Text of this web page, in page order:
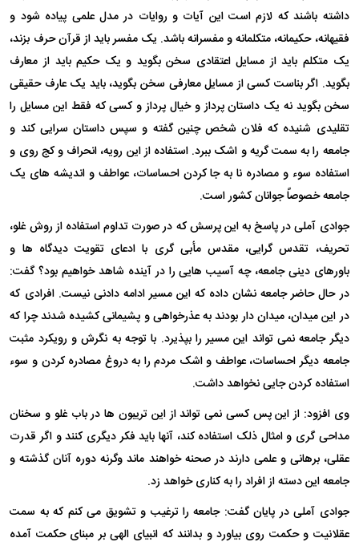
داشته باشند که لازم است این آیات و روایات در مدل علمی پیاده شود و
فقیهانه، حکیمانه، متکلمانه و مفسرانه باشد. یک مفسر باید از قرآن حرف بزند،
یک متکلم باید از مسایل اعتقادی سخن بگوید و یک حکیم باید از معارف
بگوید. اگر بناست کسی از مسایل معارفی سخن بگوید، باید یک عارف حقیقی
سخن بگوید نه یک داستان پرداز و خیال پرداز و کسی که فقط این مسایل را
تقلیدی شنیده که فلان شخص چنین گفته و سپس داستان سرایی کند و
جامعه را به سمت گریه و اشک ببرد. استفاده از این رویه، انحراف و کج روی و
استفاده سوء و مصادره نا به جا کردن احساسات، عواطف و اندیشه های یک
جامعه خصوصاً جوانان کشور است.
جوادی آملی در پاسخ به این پرسش که در صورت تداوم استفاده از روش غلو،
تحریف، تقدس گرایی، مقدس مأبی گری با ادعای تقویت دیدگاه ها و
باورهای دینی جامعه، چه آسیب هایی را در آینده شاهد خواهیم بود؟ گفت:
در حال حاضر جامعه نشان داده که این مسیر ادامه دادنی نیست. افرادی که
در این میدان، میدان دار بودند به عذرخواهی و پشیمانی کشیده شدند چرا که
دیگر جامعه نمی تواند این مسیر را بپذیرد. با توجه به نگرش و رویکرد مثبت
جامعه دیگر احساسات، عواطف و اشک مردم را به دروغ مصادره کردن و سوء
استفاده کردن جایی نخواهد داشت.
وی افزود: از این پس کسی نمی تواند از این تریبون ها در باب غلو و سخنان
مداحی گری و امثال ذلک استفاده کند، آنها باید فکر دیگری کنند و اگر قدرت
عقلی، برهانی و علمی دارند در صحنه خواهند ماند وگرنه دوره آنان گذشته و
جامعه این دسته از افراد را به کناری خواهد زد.
جوادی آملی در پایان گفت: جامعه را ترغیب و تشویق می کنم که به سمت
عقلانیت و حکمت روی بیاورد و بدانند که انبیای الهی بر مبنای حکمت آمده